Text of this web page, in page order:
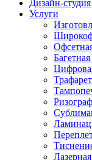
Дизайн-студия
Услуги